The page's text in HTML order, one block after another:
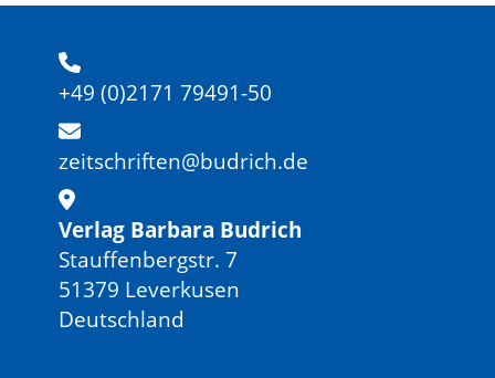
+49 (0)2171 79491-50
zeitschriften@budrich.de
Verlag Barbara Budrich
Stauffenbergstr. 7
51379 Leverkusen
Deutschland